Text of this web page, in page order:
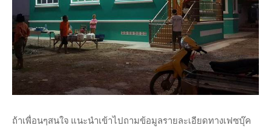
ถ้าเพื่อนๆสนใจ แนะนำเข้าไปถามข้อมูลรายละเอียดทางเฟซบุ๊ค